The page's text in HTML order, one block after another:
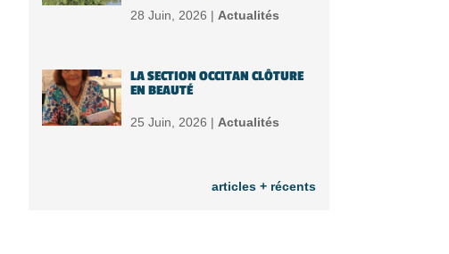
28 Juin, 2026 | Actualités
LA SECTION OCCITAN CLÔTURE
EN BEAUTÉ
25 Juin, 2026 | Actualités
articles + récents